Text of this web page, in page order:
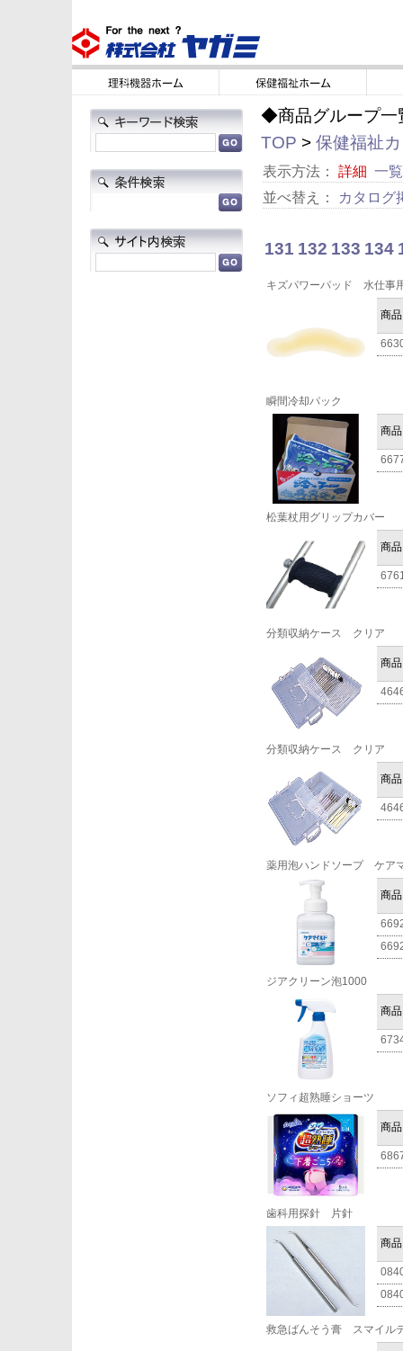
◆商品グループ一
TOP > 保健福祉
表示方法： 詳細 一覧
並べ替え：
カタログ
131 132 133 134
キズパワーパッド 水仕事
商
瞬間冷却パック
商
松葉杖用グリップカバー
商
分類収納ケース クリア
商
分類収納ケース クリア
商
薬用泡ハンドソープ ケア
商
ジアクリーン泡1000
商
ソフィ超熟睡ショーツ
商
歯科用探針 片針
商
救急ばんそう膏 スマイル